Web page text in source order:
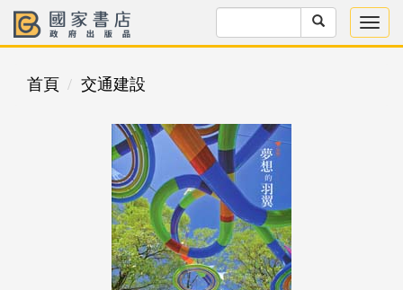
首頁 交通建設